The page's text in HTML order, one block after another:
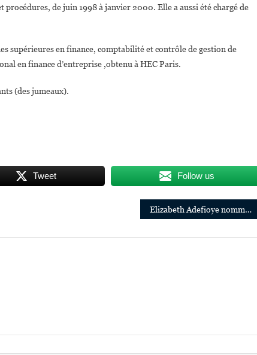
de juin 1998 à janvier 2000. Elle a aussi été chargé de
supérieures en finance, comptabilité et contrôle de gestion de
en finance d’entreprise ,obtenu à HEC Paris.
(des jumeaux).
Tweet Follow us
Elizabeth Adefioye nommée Directrice des ressources humaines de la multinationale Emerson